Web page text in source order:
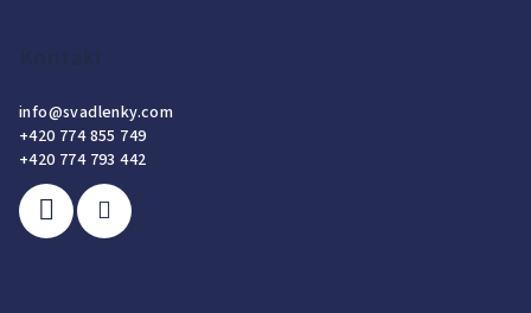
info@svadlenky.com
+420 774 855 749
+420 774 793 442